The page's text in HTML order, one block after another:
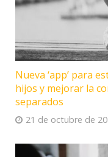
Nueva ‘app’ para
hijos y mejorar la
separados
21 de octubre de